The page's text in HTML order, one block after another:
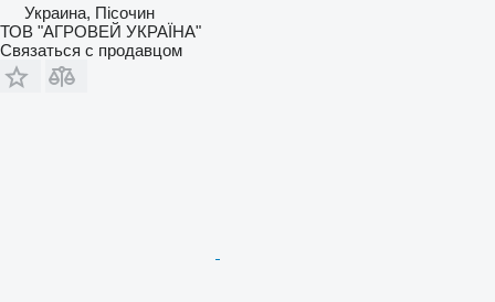
Украина, Пісочин
ТОВ "АГРОВЕЙ УКРАЇНА"
Связаться с продавцом